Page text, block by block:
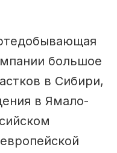
большое
в Сибири,
в Ямало-